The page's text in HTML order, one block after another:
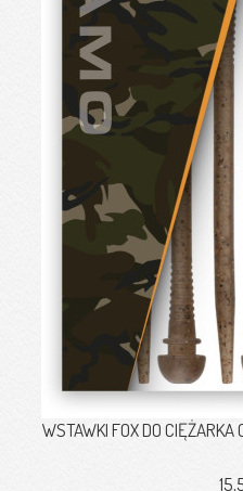
WSTAWKI FOX DO CIĘŻARKA